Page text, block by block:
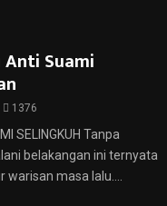
Anti Suami
1376
SELINGKUH Tanpa
belakangan ini ternyata
masa lalu....